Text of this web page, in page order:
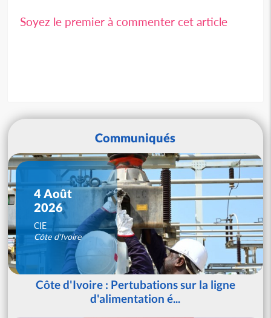
Soyez le premier à commenter cet article
Communiqués
4 Août
2026
CIE
Côte d'Ivoire
Côte d'Ivoire : Pertubations sur la ligne
d'alimentation é...